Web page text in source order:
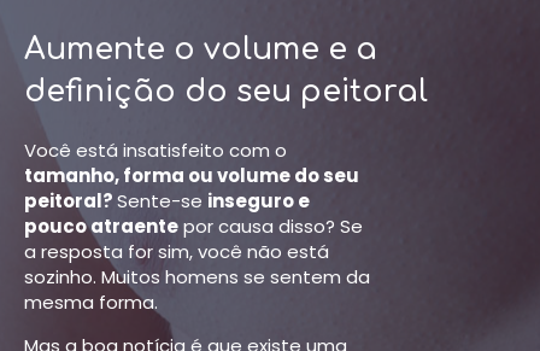
Aumente o volume e a
definição do seu peitoral
Você está insatisfeito com o
tamanho, forma ou volume do seu
peitoral?Sente-se inseguro e
pouco atraentepor causa disso? Se
a resposta for sim, você não está
sozinho. Muitos homens se sentem da
mesma forma.
Mas a boa notícia é que existe uma